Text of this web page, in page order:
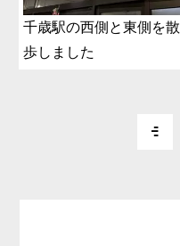
千歳駅の西側と東側を散
歩しました